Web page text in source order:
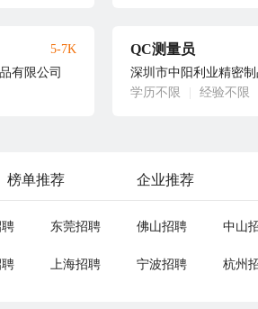
有限公司
5-7K QC测量员
深圳市中阳利业精密
学历不限
经验不限
榜单推荐 企业推荐
东莞招聘 佛山招聘 中山
上海招聘 宁波招聘 杭州